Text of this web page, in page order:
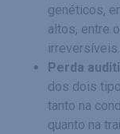
genéticos,
altos, entre
irreversíveis.
Perda
dos dois
tanto na
quanto na